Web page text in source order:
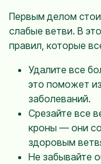
Первым делом
слабые ветви. В
правил, которые
Удалите все
это поможет
заболеваний.
Срезайте все
кроны — они
здоровым
Не забывайте